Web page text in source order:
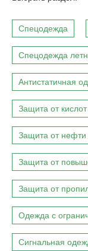
Спецодежда
Спецодежда
Антистатичная
Защита от
Защита от нефти
Защита от
Защита от
Одежда с
Сигнальная